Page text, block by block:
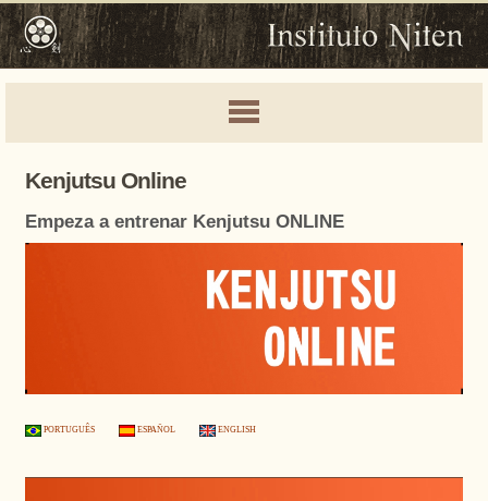
Kenjutsu Online
Empeza a entrenar Kenjutsu ONLINE
PORTUGUÊS ESPAÑOL ENGLISH